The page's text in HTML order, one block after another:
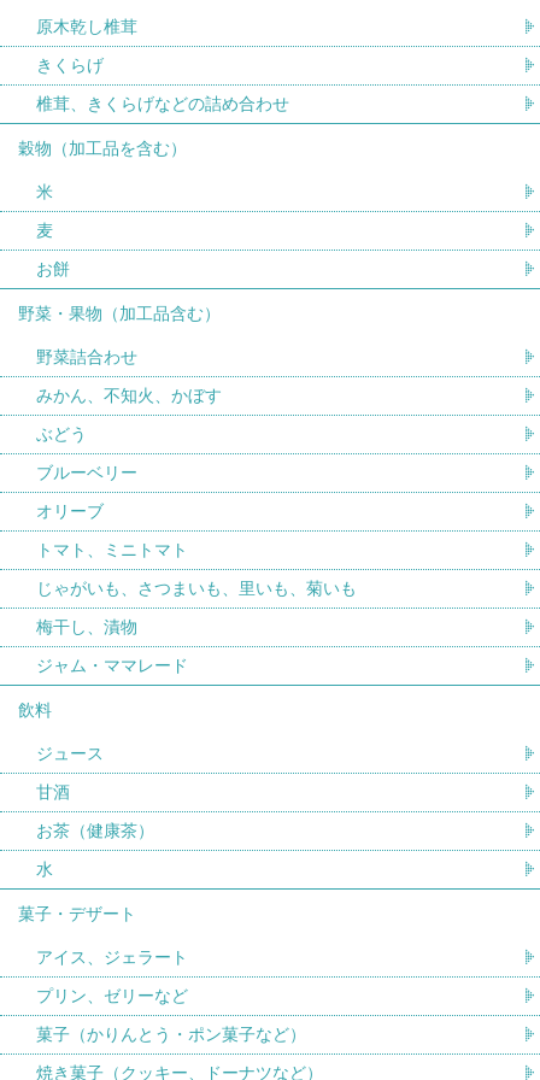
原木乾し椎茸
きくらげ
椎茸、きくらげなどの詰め合わせ
穀物（加工品を含む）
米
麦
お餅
野菜・果物（加工品含む）
野菜詰合わせ
みかん、不知火、かぼす
ぶどう
ブルーベリー
オリーブ
トマト、ミニトマト
じゃがいも、さつまいも、里いも、菊いも
梅干し、漬物
ジャム・ママレード
飲料
ジュース
甘酒
お茶（健康茶）
水
菓子・デザート
アイス、ジェラート
プリン、ゼリーなど
菓子（かりんとう・ポン菓子など）
焼き菓子（クッキー、ドーナツなど）